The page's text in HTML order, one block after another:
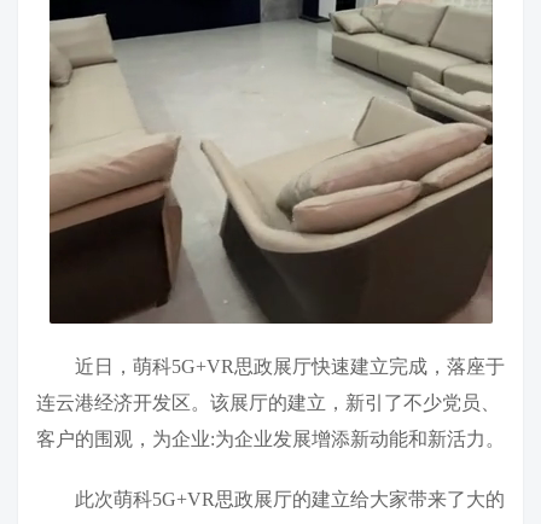
近日，萌科5G+VR思政展厅快速建立完成，落座于
连云港经济开发区。该展厅的建立，新引了不少党员、
客户的围观，为企业:为企业发展增添新动能和新活力。
此次萌科5G+VR思政展厅的建立给大家带来了大的